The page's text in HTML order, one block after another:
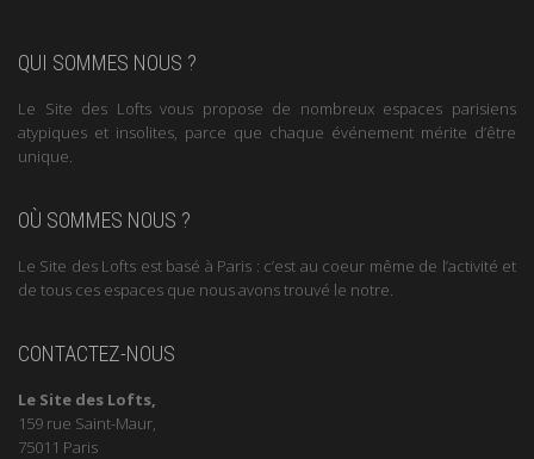
QUI SOMMES NOUS ?
Le Site des Lofts vous propose de nombreux espaces parisiens
atypiques et insolites, parce que chaque événement mérite d’être
unique.
OÙ SOMMES NOUS ?
Le Site des Lofts est basé à Paris : c’est au coeur même de l’activité et
de tous ces espaces que nous avons trouvé le notre.
CONTACTEZ-NOUS
Le Site des Lofts,
159 rue Saint-Maur,
75011 Paris